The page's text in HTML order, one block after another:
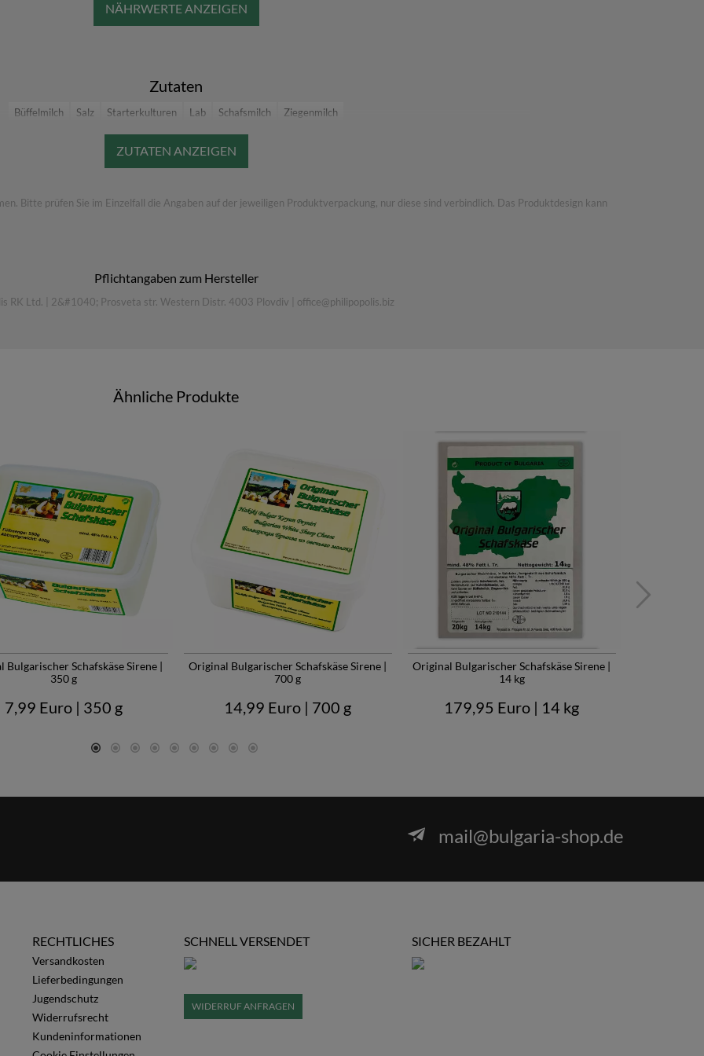
Zutaten
Büffelmilch Salz Starterkulturen Lab Schafsmilch Ziegenmilch
Bitte prüfen Sie im Einzelfall die Angaben auf der jeweiligen Produktverpackung, nur diese sind verbindlich. Das Produktdesign kann
Pflichtangaben zum Hersteller
RK Ltd. 2&#1040; Prosveta str. Western Distr. 4003 Plovdiv office@philipopolis.biz
Ähnliche Produkte
Bulgarischer Schafskäse Sirene |
350 g
7,99 Euro | 350 g
Original Bulgarischer Schafskäse Sirene |
700 g
14,99 Euro | 700 g
Original Bulgarischer Schafskäse Sirene |
14 kg
179,95 Euro | 14 kg
mail@bulgaria-shop.de
RECHTLICHES
Versandkosten
Lieferbedingungen
Jugendschutz
Widerrufsrecht
Kundeninformationen
SCHNELL VERSENDET SICHER BEZAHLT
WIDERRUF ANFRAGEN